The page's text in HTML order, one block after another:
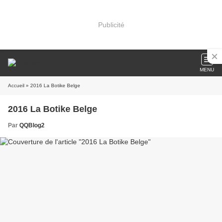
Publicité
MENU
Accueil » 2016 La Botike Belge
2016 La Botike Belge
Par QQBlog2